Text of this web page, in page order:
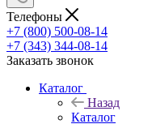
Телефоны
+7 (800) 500-08-14
+7 (343) 344-08-14
Заказать звонок
Каталог
Назад
Каталог